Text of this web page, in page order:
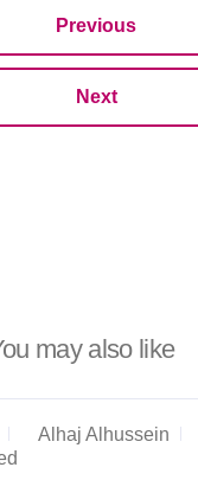
Previous
Next
may also like
Alhaj Alhussein